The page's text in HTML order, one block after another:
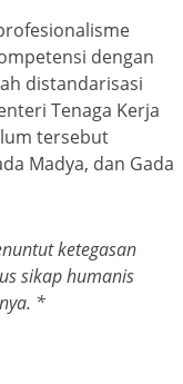
dengan
distandarisasi
Tenaga Kerja
tersebut
Madya, dan Gada
ketegasan
sikap humanis
*